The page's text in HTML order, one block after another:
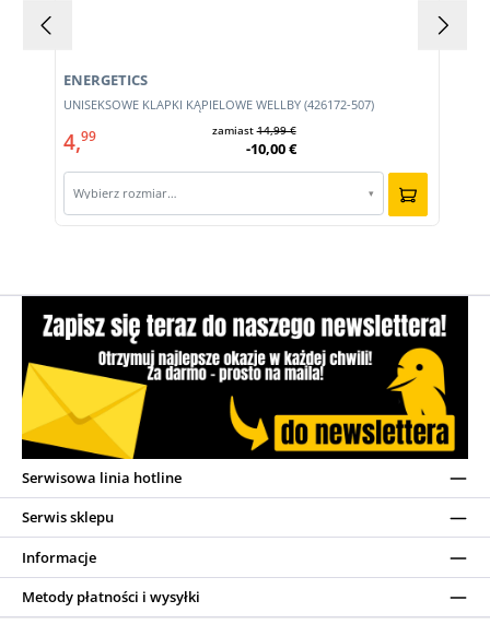
UNISEKSOWE KLAPKI KĄPIELOWE WELLBY (426172-507)
ENERGETICS
4,99 zamiast14,99 €
-10,00 €
Wybierz rozmiar… ▾
Serwisowa linia hotline
Serwis sklepu
Informacje
Metody płatności i wysyłki